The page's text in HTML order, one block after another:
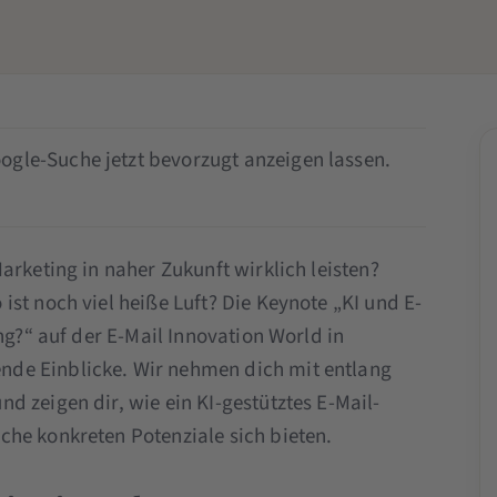
Suche jetzt bevorzugt anzeigen lassen.
in naher Zukunft wirklich leisten?
noch viel heiße Luft? Die Keynote „KI und E-
auf der E-Mail Innovation World in
Einblicke. Wir nehmen dich mit entlang
zeigen dir, wie ein KI-gestütztes E-Mail-
konkreten Potenziale sich bieten.